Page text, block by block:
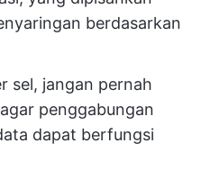
berdasarkan
sel, jangan pernah
penggabungan
dapat berfungsi